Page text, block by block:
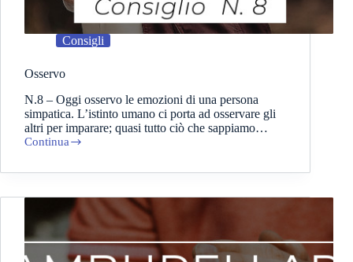
Consigli
Osservo
N.8 – Oggi osservo le emozioni di una persona
simpatica. L’istinto umano ci porta ad osservare gli
altri per imparare; quasi tutto ciò che sappiamo…
Continua
Osservo